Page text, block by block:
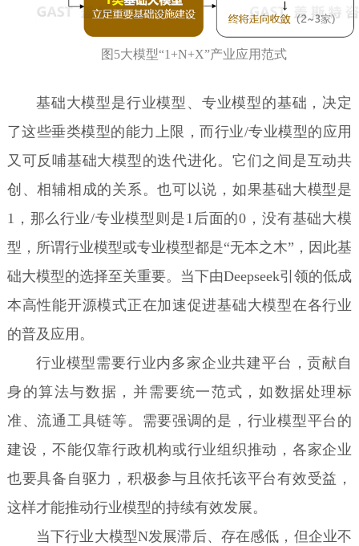
图5大模型“1+N+X”产业应用范式
基础大模型是行业模型、专业模型的基础，决定
了这些垂类模型的能力上限，而行业/专业模型的应用
又可反哺基础大模型的迭代进化。它们之间是互动共
创、相辅相成的关系。也可以说，如果基础大模型是
1，那么行业/专业模型则是1后面的0，没有基础大模
型，所谓行业模型或专业模型都是“无本之木”，因此基
础大模型的选择至关重要。当下由Deepseek引领的低成
本高性能开源模式正在加速促进基础大模型在各行业
的普及应用。
行业模型需要行业内多家企业共建平台，贡献自
身的算法与数据，并需要统一范式，如数据处理标
准、流通工具链等。需要强调的是，行业模型平台的
建设，不能仅靠行政机构或行业组织推动，各家企业
也要具备自驱力，积极参与且依托该平台有效受益，
这样才能推动行业模型的持续有效发展。
当下行业大模型N发展滞后、存在感低，但企业不